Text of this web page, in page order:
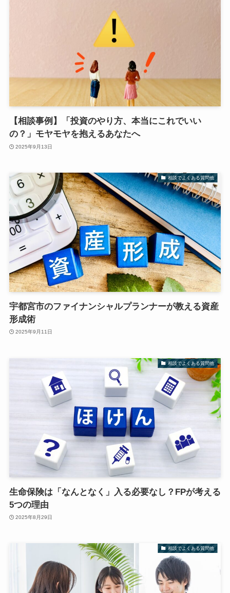
【相談事例】「投資のやり方、本当にこれでいい
の？」モヤモヤを抱えるあなたへ
2025年9月13日
相談でよくある質問他
宇都宮市のファイナンシャルプランナーが教える資産
形成術
2025年9月11日
相談でよくある質問他
生命保険は「なんとなく」入る必要なし？FPが考える
5つの理由
2025年8月29日
相談でよくある質問他